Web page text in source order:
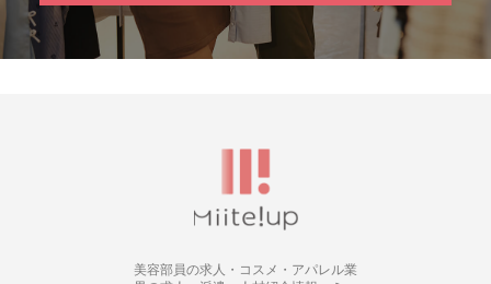
美容部員の求人・コスメ・アパレル業